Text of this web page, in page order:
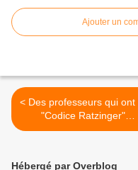
Ajouter un
< Des professeurs qui ont lu
"Codice Ratzinger"
confirment : Bergoglio
Hébergé par Overblog